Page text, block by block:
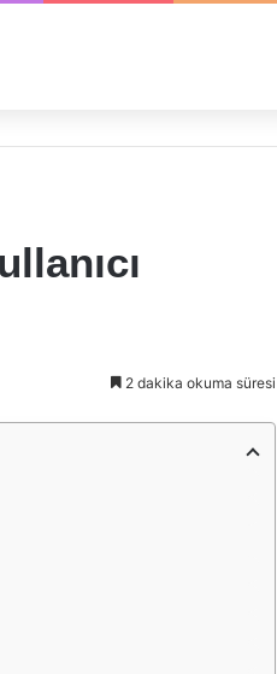
2 dakika okuma süresi